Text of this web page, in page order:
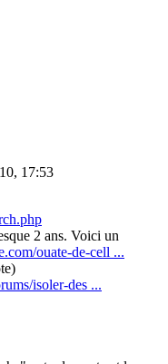
17:53
2 ans. Voici un
ouate-de-cell ...
isoler-des ...